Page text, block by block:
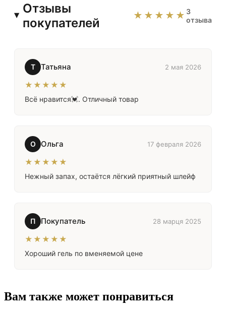
Отзывы
покупателей
★★★★★ 3
отзыва
Т Татьяна 2 мая 2026
★★★★★
Всё нравится💓. Отличный товар
О Ольга 17 февраля 2026
★★★★★
Нежный запах, остаётся лёгкий приятный шлейф
П Покупатель 28 марця 2025
★★★★★
Хороший гель по вменяемой цене
Вам также может понравиться